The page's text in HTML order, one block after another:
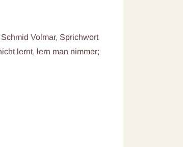
Volmar, Sprichwort
lernt, lern man nimmer;